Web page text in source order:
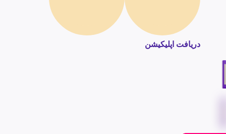
دریافت اپلیکیشن